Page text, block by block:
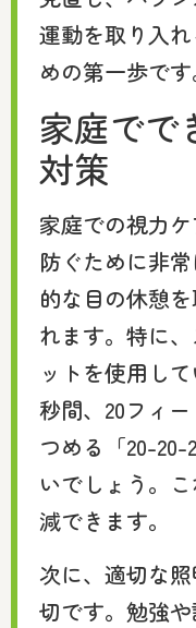
運動を取り入
めの第一歩です
家庭でで
対策
家庭での視力
防ぐために非
的な目の休憩
れます。特に
ットを使用し
秒間、20フィ
つめる「20-
いでしょう。
減できます。
次に、適切な
切です。勉強